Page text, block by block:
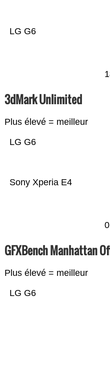
LG G6
3dMark Unlimited
Plus élevé = meilleur
Sony Xperia E4
LG G6
0
GFXBench Manhattan
Plus élevé = meilleur
LG G6